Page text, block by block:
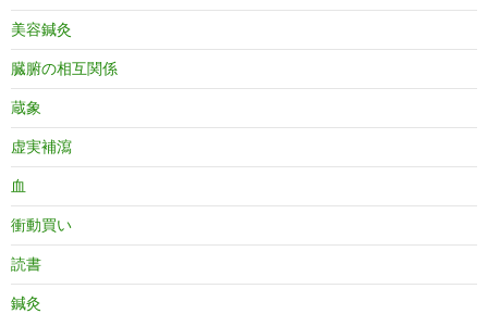
美容鍼灸
臓腑の相互関係
蔵象
虚実補瀉
血
衝動買い
読書
鍼灸